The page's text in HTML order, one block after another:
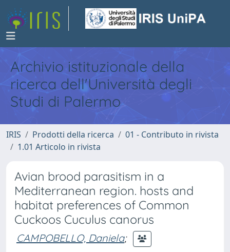
Archivio istituzionale della
ricerca dell'Università degli
Studi di Palermo
IRIS Prodotti della ricerca
01 - Contributo in rivista
1.01 Articolo in rivista
Avian brood parasitism in a
Mediterranean region. hosts and
habitat preferences of Common
Cuckoos Cuculus canorus
CAMPOBELLO, Daniela;